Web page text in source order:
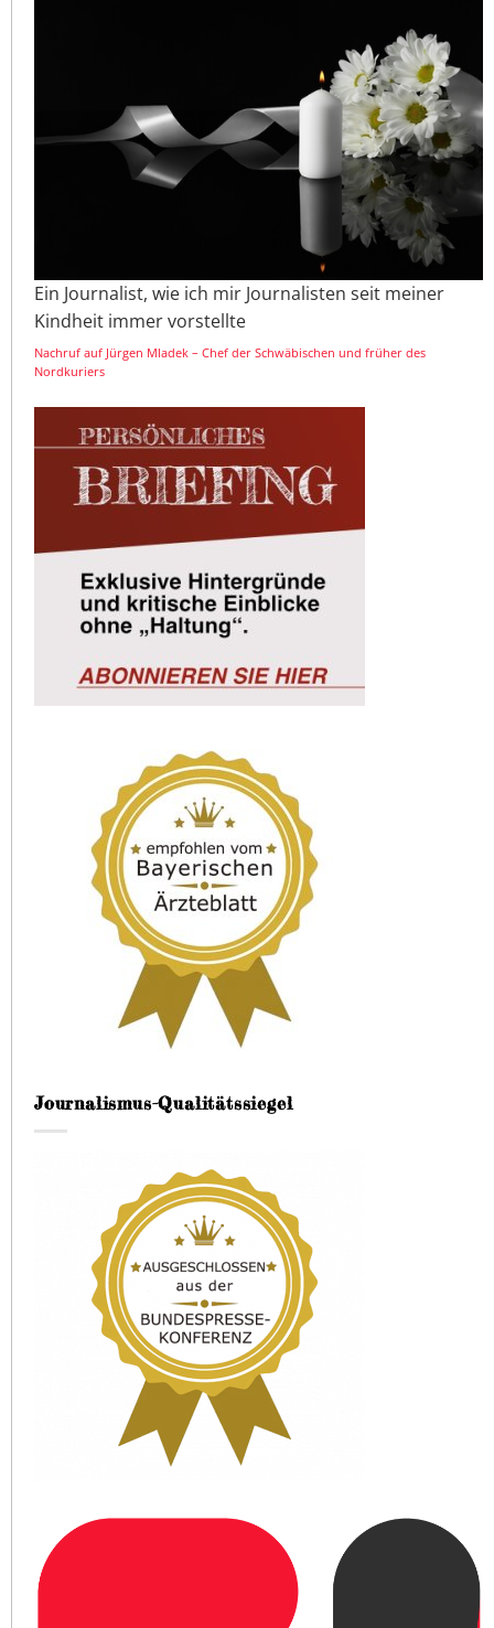
Ein Journalist, wie ich mir Journalisten seit meiner
Kindheit immer vorstellte
Nachruf auf Jürgen Mladek – Chef der Schwäbischen und früher des
Nordkuriers
Journalismus-Qualitätssiegel